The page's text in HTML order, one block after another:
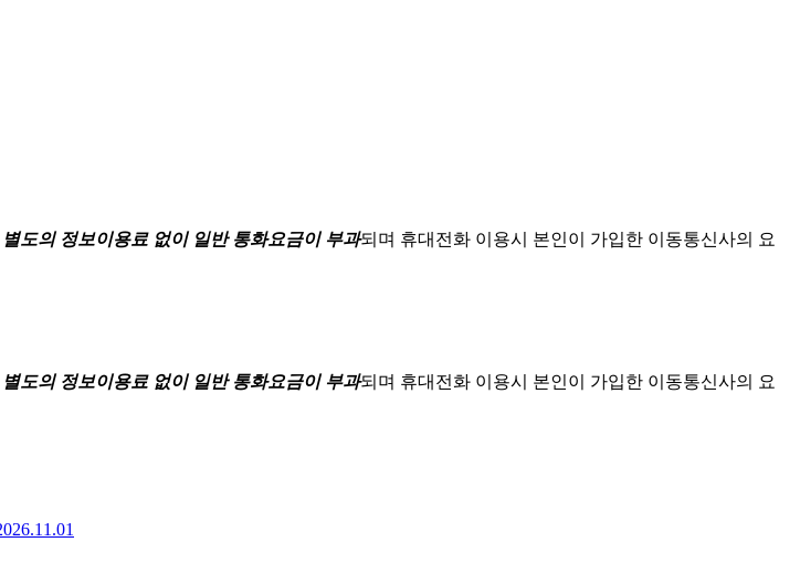
별도의 정보이용료 없이 일반 통화요금이 부과되며 휴대전화 이용시 본인이 가입한 이동통신사의 요
별도의 정보이용료 없이 일반 통화요금이 부과되며 휴대전화 이용시 본인이 가입한 이동통신사의 요